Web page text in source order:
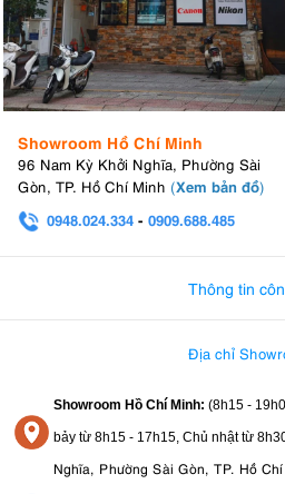
Showroom Hồ Chí Minh
96 Nam Kỳ Khởi Nghĩa, Phường Sài
Gòn, TP. Hồ Chí Minh (Xem bản đồ)
0948.024.334 - 0909.688.485
Thông tin
Địa chỉ
Showroom Hồ Chí Minh: (8h15 -
bảy từ 8h15 - 17h15, Chủ nhật từ 8
Nghĩa, Phường Sài Gòn, TP. Hồ